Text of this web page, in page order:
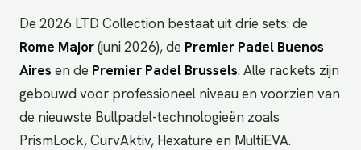
De 2026 LTD Collection bestaat uit drie sets: de
Rome Major(juni 2026), de Premier Padel Buenos
Aires en de Premier Padel Brussels. Alle rackets zijn
gebouwd voor professioneel niveau en voorzien van
de nieuwste Bullpadel-technologieën zoals
PrismLock, CurvAktiv, Hexature en MultiEVA.